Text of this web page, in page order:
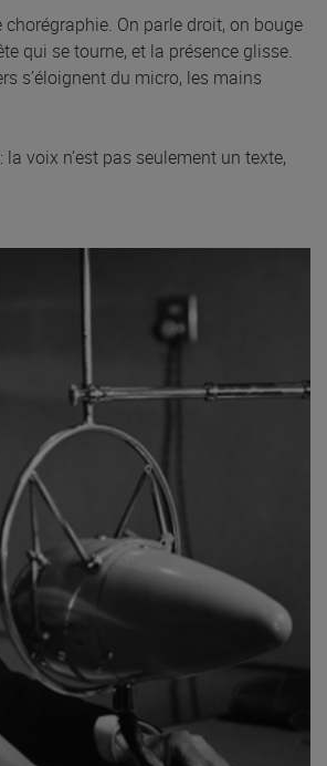
On parle droit, on bouge
qui se tourne, et la présence glisse.
s’éloignent du micro, les mains
voix n’est pas seulement un texte,